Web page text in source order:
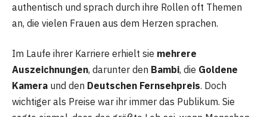
authentisch und sprach durch ihre Rollen oft Themen
an, die vielen Frauen aus dem Herzen sprachen.
Im Laufe ihrer Karriere erhielt sie mehrere
Auszeichnungen, darunter den Bambi, die Goldene
Kamera und den Deutschen Fernsehpreis. Doch
wichtiger als Preise war ihr immer das Publikum. Sie